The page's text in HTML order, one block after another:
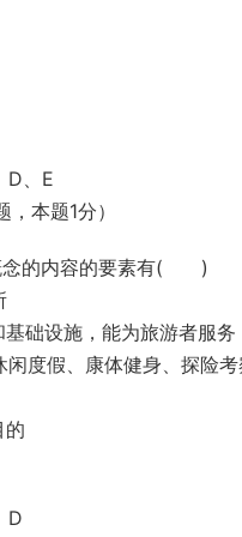
D、E
本题1分）
念的内容的要素有( )
础设施，能为旅游者服务
闲度假、康体健身、探险
的
D